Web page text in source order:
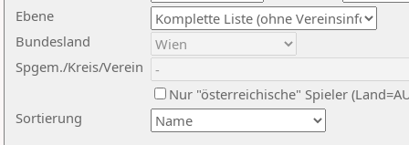
Ebene
Sortierung
Bundesland
Spgem./Kreis/Verein
Nur "österreichische" Spieler